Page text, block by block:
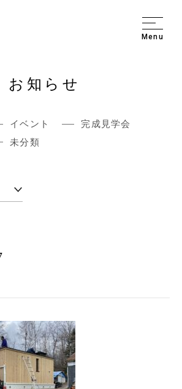
Menu
お知らせ
イベント
完成見学会
未分類